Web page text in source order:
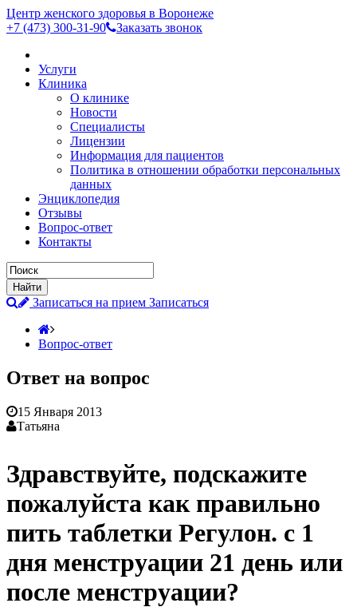
Центр женского здоровья в Воронеже
+7 (473) 300-31-90 Заказать звонок
Услуги
Клиника
О клинике
Новости
Специалисты
Лицензии
Информация для пациентов
Политика в отношении обработки персональных
данных
Энциклопедия
Отзывы
Вопрос-ответ
Контакты
Записаться на прием Записаться
Вопрос-ответ
Ответ на вопрос
15 Января 2013
Татьяна
Здравствуйте, подскажите
пожалуйста как правильно
пить таблетки Регулон. с 1
дня менструации 21 день или
после менструации?